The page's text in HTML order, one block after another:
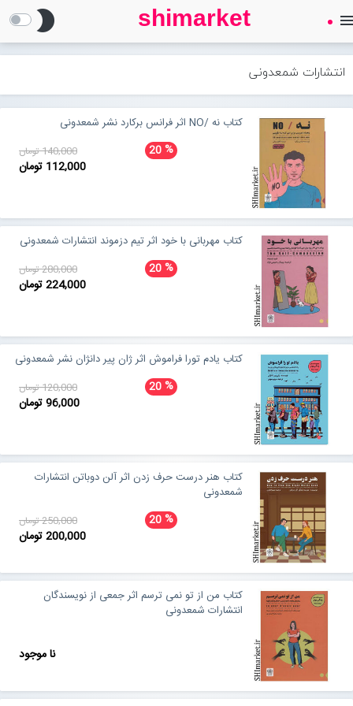
SHIMARKET
فروشگاه اینترنتی کتاب
درباره ما
Open submenu (محصولات)
محصولات
تماس با ما
ورود به سایت
brightness_2 shimarket
انتشارات شمعدونی
کتاب نه /NO اثر فرانس برکارد نشر شمعدونی
20% 140,000 تومان
112,000 تومان
کتاب مهربانی با خود اثر تیم دزموند انتشارات شمعدونی
20% 280,000 تومان
224,000 تومان
کتاب یادم تورا فراموش اثر ژان پیر دانژان نشر شمعدونی
20% 120,000 تومان
96,000 تومان
کتاب هنر درست حرف زدن اثر آلن دوباتن انتشارات
شمعدونی
20% 250,000 تومان
200,000 تومان
کتاب من از تو نمی ترسم اثر جمعی از نویسندگان
انتشارات شمعدونی
نا موجود